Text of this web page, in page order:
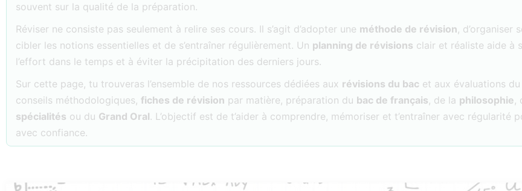
souvent sur la qualité de la préparation.
Réviser ne consiste pas seulement à relire ses cours. Il s’agit d’adopter une méthode de révision, d’organiser
cibler les notions essentielles et de s’entraîner régulièrement. Un planning de révisions clair et réaliste aide à
l’effort dans le temps et à éviter la précipitation des derniers jours.
Sur cette page, tu trouveras l’ensemble de nos ressources dédiées aux révisions du bac et aux évaluations
conseils méthodologiques, fiches de révision par matière, préparation du bac de français, de la philosophie,
spécialités ou du Grand Oral. L’objectif est de t’aider à comprendre, mémoriser et t’entraîner avec régularité
avec confiance.